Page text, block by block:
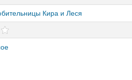
Кира и Леся